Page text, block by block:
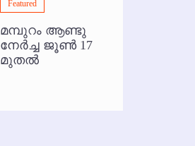
Featured
മമ്പുറം ആണ്ടു
നേര്‍ച്ച ജൂണ്‍ 17
മുതല്‍